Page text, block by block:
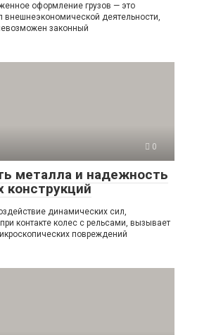
оформление грузов — это
внешнеэкономической деятельности,
законный
0
металла и надежность
конструкций
динамических сил,
контакте колес с рельсами, вызывает
повреждений